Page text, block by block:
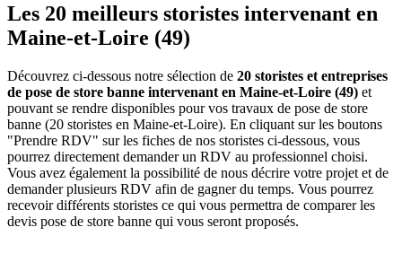
Les 20 meilleurs storistes intervenant en
Maine-et-Loire (49)
Découvrez ci-dessous notre sélection de 20 storistes et entreprises
de pose de store banne intervenant en Maine-et-Loire (49) et
pouvant se rendre disponibles pour vos travaux de pose de store
banne (20 storistes en Maine-et-Loire). En cliquant sur les boutons
"Prendre RDV" sur les fiches de nos storistes ci-dessous, vous
pourrez directement demander un RDV au professionnel choisi.
Vous avez également la possibilité de nous décrire votre projet et de
demander plusieurs RDV afin de gagner du temps. Vous pourrez
recevoir différents storistes ce qui vous permettra de comparer les
devis pose de store banne qui vous seront proposés.